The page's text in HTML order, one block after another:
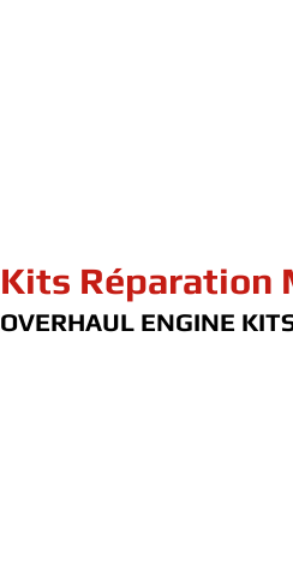
Kits Réparation
OVERHAUL ENGINE